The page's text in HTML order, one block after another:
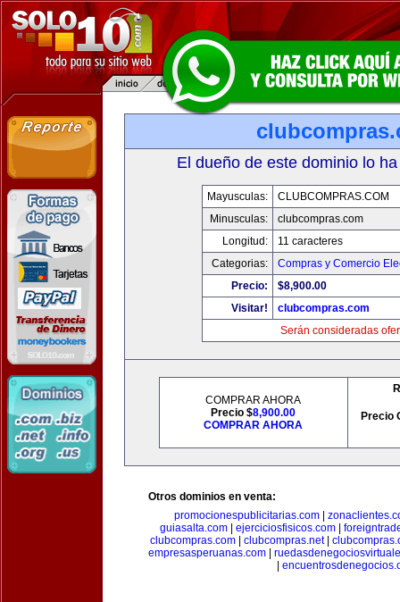
El dueño de este dominio lo
Mayusculas:
CLUBCOMPRAS.COM
Minusculas:
clubcompras.com
Longitud:
11 caracteres
Categorias:
Compras y Comercio
Precio:
$8,900.00
Visitar!
clubcompras.com
Serán consideradas
COMPRAR AHORA
Precio $8,900.00
COMPRAR AHORA
Precio
Otros dominios en venta:
promocionespublicitarias.com|
guiasalta.com
ejerciciosfisicos.com
clubcompras.com| clubcompras.net|
empresasperuanas.com